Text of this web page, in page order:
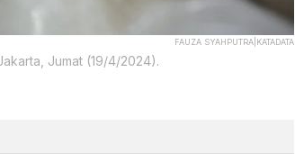
FAUZA SYAHPUTRA|KATADATA
Jumat (19/4/2024).